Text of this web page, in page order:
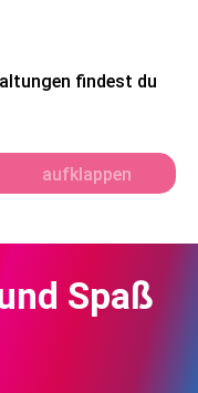
findest du
Spaß